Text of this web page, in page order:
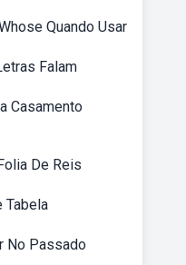
Quando Usar
Falam
Casamento
De Reis
Tabela
No Passado